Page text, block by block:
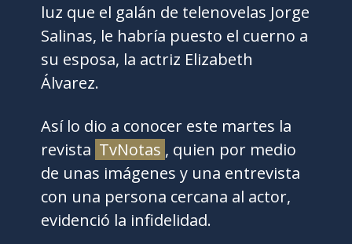
luz que el galán de telenovelas Jorge
Salinas, le habría puesto el cuerno a
su esposa, la actriz Elizabeth
Álvarez.
Así lo dio a conocer este martes la
revista TvNotas , quien por medio
de unas imágenes y una entrevista
con una persona cercana al actor,
evidenció la infidelidad.